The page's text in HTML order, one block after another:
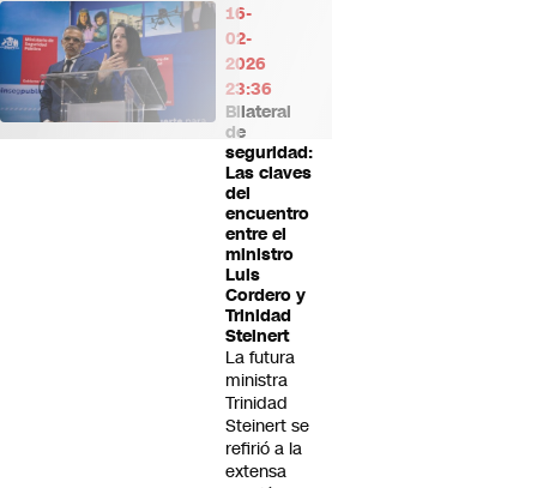
16-
02-
2026
23:36
Bilateral
de
seguridad:
Las claves
del
encuentro
entre el
ministro
Luis
Cordero y
Trinidad
Steinert
La futura
ministra
Trinidad
Steinert se
refirió a la
extensa